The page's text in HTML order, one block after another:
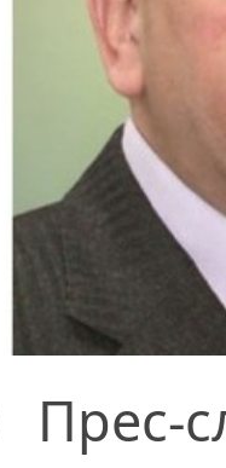
Прес-